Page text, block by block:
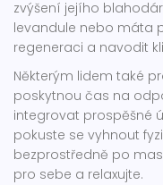
zvýšení jejího
levandule nebo máta
regeneraci a navodit
Některým lidem také
poskytnou čas na
integrovat prospěšné
pokuste se vyhnout
bezprostředně po
pro sebe a relaxujte.